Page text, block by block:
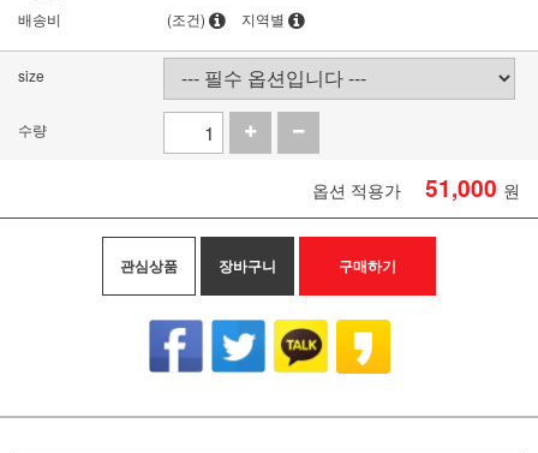
배송비
(조건) 지역별
size
수량
옵션 적용가 51,000 원
관심상품 장바구니 구매하기